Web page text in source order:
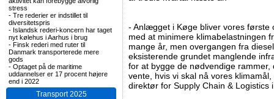
stress
- Tre rederier er indstillet til
diversitetspris
- Islandsk rederi-koncern har taget
nyt kølehus i Aarhus i brug
- Finsk rederi med ruter til
Danmark transporterede mere
gods
- Optaget på de maritime
uddannelser er 17 procent højere
end i 2022
Transport 2025
- Anlægget i Køge bliver vores første
med at minimere klimabelastningen
mange år, men overgangen fra
eksisterende grundet manglende
for at bygge de nødvendige
vente, hvis vi skal nå vores
direktør for Supply Chain & Logistics